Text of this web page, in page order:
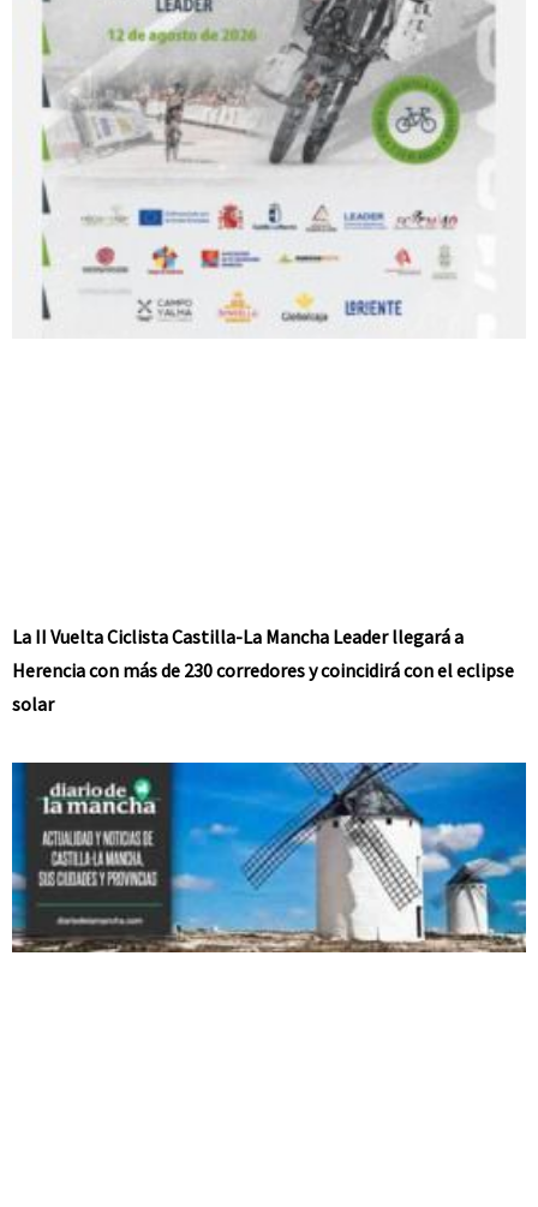
La II Vuelta Ciclista Castilla-La Mancha Leader llegará a
Herencia con más de 230 corredores y coincidirá con el eclipse
solar